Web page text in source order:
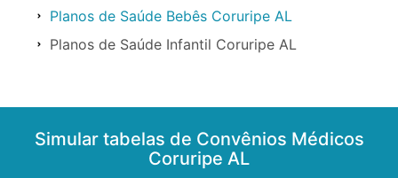
Planos de Saúde Bebês Coruripe AL
Planos de Saúde Infantil Coruripe AL
Simular tabelas de Convênios Médicos
Coruripe AL